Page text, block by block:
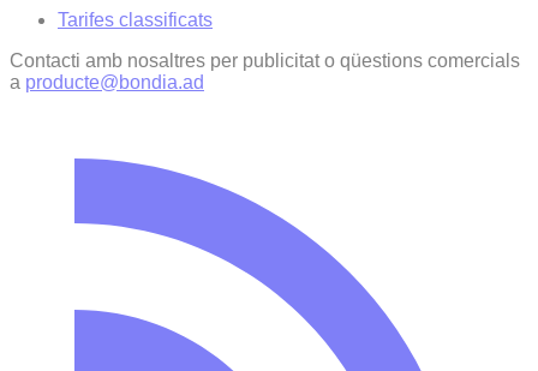
Tarifes classificats
Contacti amb nosaltres per publicitat o qüestions comercials
a producte@bondia.ad